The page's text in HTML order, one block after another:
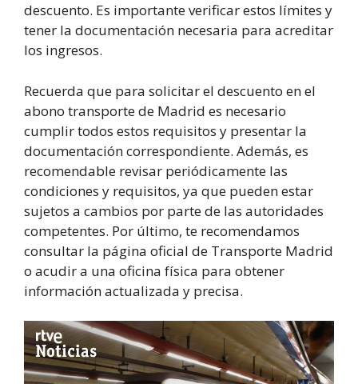
descuento. Es importante verificar estos límites y
tener la documentación necesaria para acreditar
los ingresos.
Recuerda que para solicitar el descuento en el
abono transporte de Madrid es necesario
cumplir todos estos requisitos y presentar la
documentación correspondiente. Además, es
recomendable revisar periódicamente las
condiciones y requisitos, ya que pueden estar
sujetos a cambios por parte de las autoridades
competentes. Por último, te recomendamos
consultar la página oficial de Transporte Madrid
o acudir a una oficina física para obtener
información actualizada y precisa.